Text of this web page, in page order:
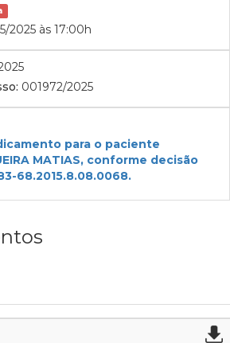
2025 às 17:00h
001972/2025
para o paciente
MATIAS, conforme decisão
68.2015.8.08.0068.